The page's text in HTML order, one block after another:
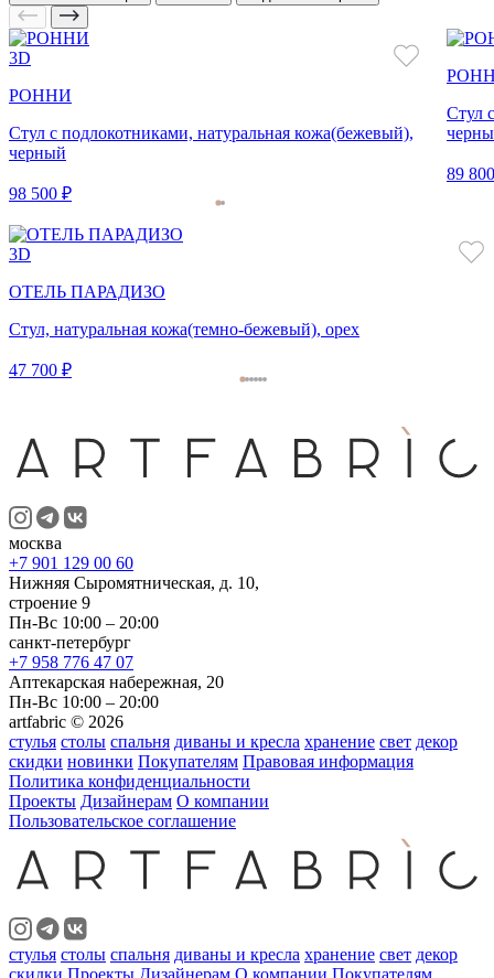
3D
РОННИ
Стул с подлокотниками, натуральная кожа(бежевый),
черный
98 500 ₽
Стул
89
3D
ОТЕЛЬ ПАРАДИЗО
Стул, натуральная кожа(темно-бежевый), орех
47 700 ₽
москва
+7 901 129 00 60
Нижняя Сыромятническая, д. 10,
строение 9
Пн-Вс 10:00 – 20:00
санкт-петербург
+7 958 776 47 07
Аптекарская набережная, 20
Пн-Вс 10:00 – 20:00
artfabric © 2026
стулья столы спальня диваны и кресла хранение свет декор
скидки новинки Покупателям Правовая информация
Политика конфиденциальности
Проекты Дизайнерам О компании
Пользовательское соглашение
стулья столы спальня диваны и кресла хранение свет декор
скидки Проекты Дизайнерам О компании Покупателям